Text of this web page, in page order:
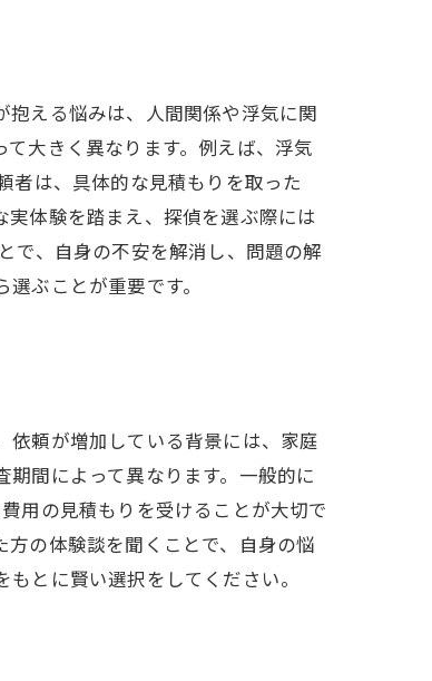
える悩みは、人間関係や浮気に関
大きく異なります。例えば、浮気
者は、具体的な見積もりを取った
体験を踏まえ、探偵を選ぶ際には
で、自身の不安を解消し、問題の解
ぶことが重要です。
依頼が増加している背景には、家庭
間によって異なります。一般的に
用の見積もりを受けることが大切で
の体験談を聞くことで、自身の悩
とに賢い選択をしてください。